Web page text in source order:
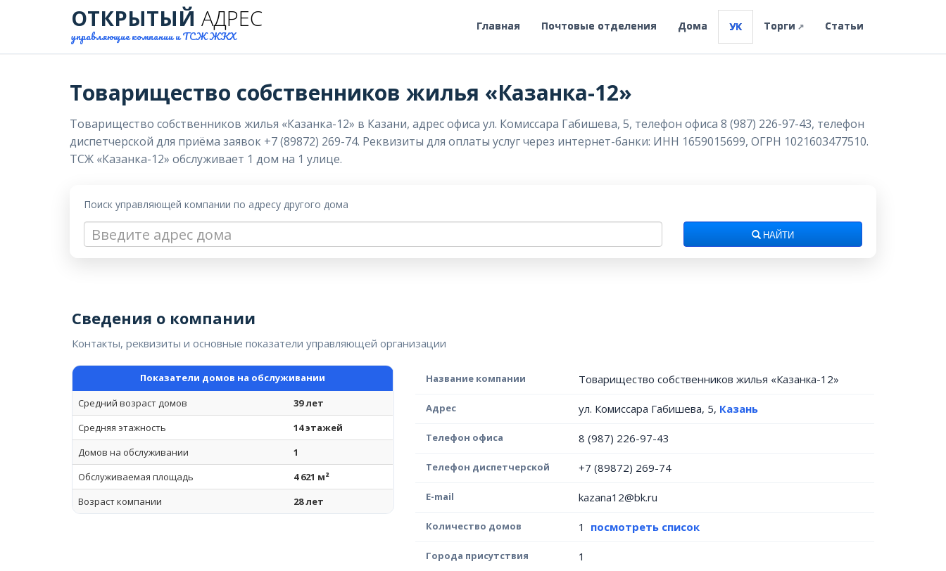
ОТКРЫТЫЙ АДРЕС
управляющие компании и ТСЖ ЖКХ
Главная Почтовые отделения Дома УК Торги ↗ Статьи
Товарищество собственников жилья «Казанка-12»
Товарищество собственников жилья «Казанка-12» в Казани, адрес офиса ул. Комиссара Габишева, 5, телефон офиса 8 (987) 226-97-43, телефон
диспетчерской для приёма заявок +7 (89872) 269-74. Реквизиты для оплаты услуг через интернет-банки: ИНН 1659015699, ОГРН 1021603477510.
ТСЖ «Казанка-12» обслуживает 1 дом на 1 улице.
Поиск управляющей компании по адресу другого дома
НАЙТИ
Сведения о компании
Контакты, реквизиты и основные показатели управляющей организации
Показатели домов на обслуживании
Средний возраст домов
39 лет
Средняя этажность
14 этажей
Домов на обслуживании
1
Обслуживаемая площадь
4 621 м²
Возраст компании
28 лет
Название компании Товарищество собственников жилья «Казанка-12»
Адрес ул. Комиссара Габишева, 5, Казань
Телефон офиса 8 (987) 226-97-43
Телефон диспетчерской +7 (89872) 269-74
E-mail kazana12@bk.ru
Количество домов 1 посмотреть список
Города присутствия 1